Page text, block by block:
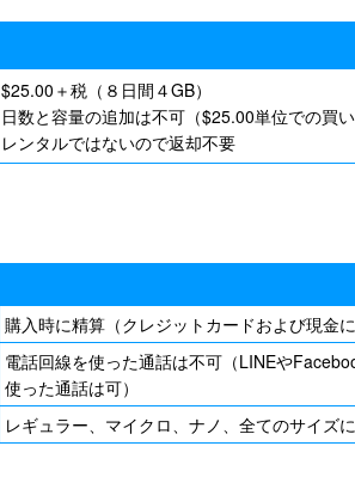
$25.00＋税（８日間４GB）
日数と容量の追加は不可（$25.00単位での買
レンタルではないので返却不要
購入時に精算（クレジットカードおよび現金
電話回線を使った通話は不可（LINEや
使った通話は可）
レギュラー、マイクロ、ナノ、全てのサイズ